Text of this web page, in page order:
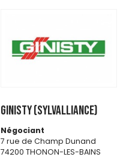
GINISTY (SYLVALLIANCE)
Négociant
7 rue de Champ Dunand
74200 THONON-LES-BAINS